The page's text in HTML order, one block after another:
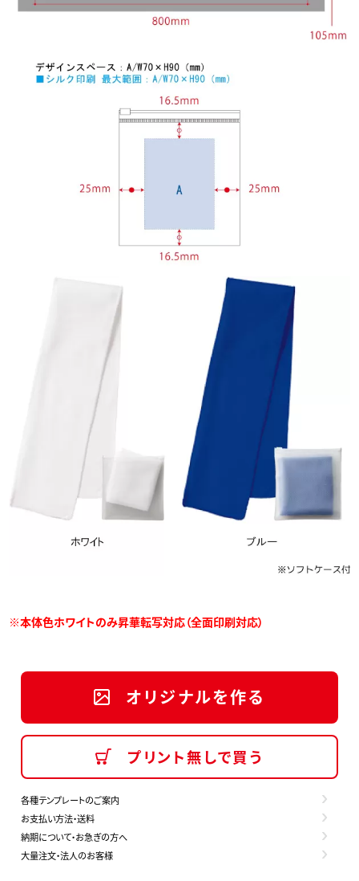
※本体色ホワイトのみ昇華転写対応（全面印刷対応）
オリジナルを作る
プリント無しで買う
各種テンプレートのご案内
お支払い方法・送料
納期について・お急ぎの方へ
大量注文・法人のお客様